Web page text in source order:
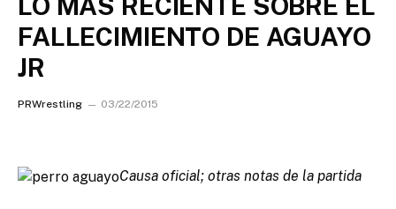
FALLECIMIENTO DE AGUAYO
JR
PRWrestling 03/22/2015
Causa oficial; otras notas de la partida